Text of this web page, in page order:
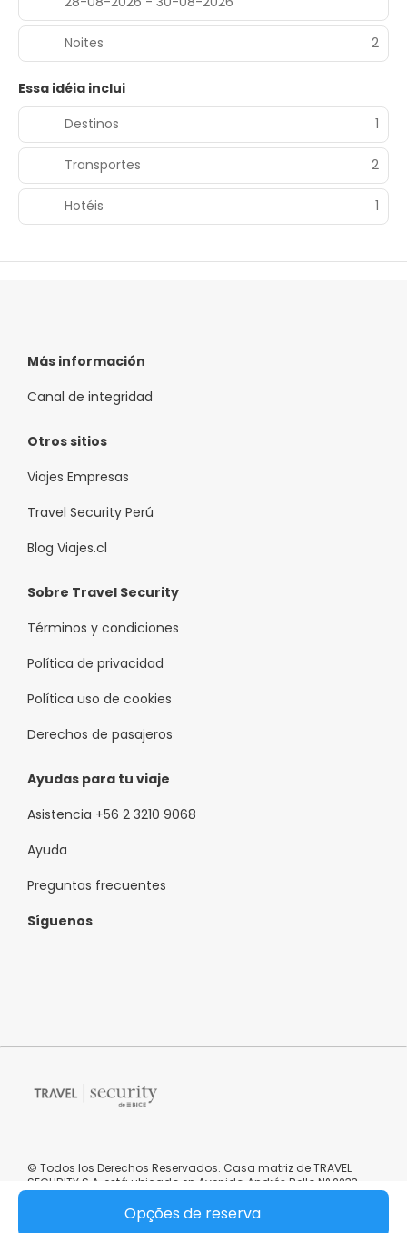
Opções de reserva
Noites 2
Essa idéia inclui
Destinos
1
Transportes 2
Hotéis 1
Más información
Canal de integridad
Otros sitios
Viajes Empresas
Travel Security Perú
Blog Viajes.cl
Sobre Travel Security
Términos y condiciones
Política de privacidad
Política uso de cookies
Derechos de pasajeros
Ayudas para tu viaje
Asistencia +56 2 3210 9068
Ayuda
Preguntas frecuentes
Síguenos
© Todos los Derechos Reservados. Casa matriz de TRAVEL
SECURITY S.A, está ubicado en Avenida Andrés Bello N° 2233,